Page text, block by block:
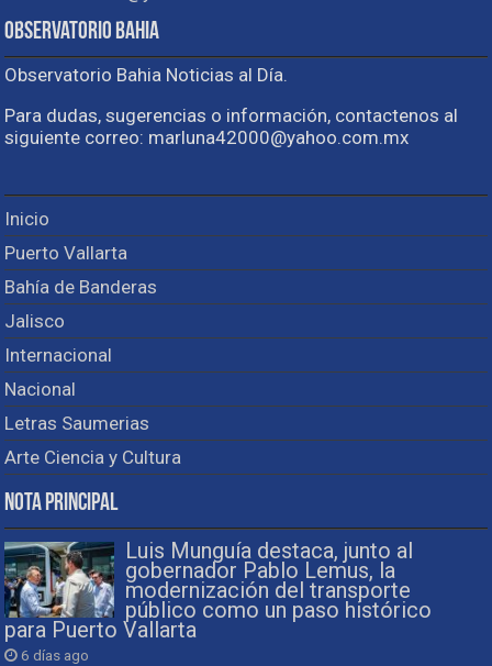
Observatorio Bahia
Observatorio Bahia Noticias al Día.
Para dudas, sugerencias o información, contactenos al
siguiente correo: marluna42000@yahoo.com.mx
Inicio
Puerto Vallarta
Bahía de Banderas
Jalisco
Internacional
Nacional
Letras Saumerias
Arte Ciencia y Cultura
Nota Principal
Luis Munguía destaca, junto al
gobernador Pablo Lemus, la
modernización del transporte
público como un paso histórico
para Puerto Vallarta
6 días ago